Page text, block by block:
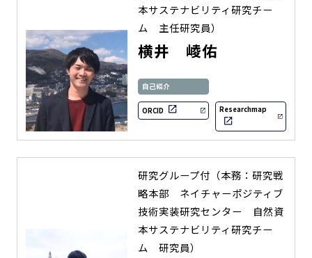
本サステナビリティ研究チー
ム 主任研究員）
横井 崚佑
自己紹介
ORCID Researchmap
研究グループ付（本務：研究戦
略本部 ネイチャーポジティブ
技術実装研究センター 自然資
本サステナビリティ研究チー
ム 研究員）